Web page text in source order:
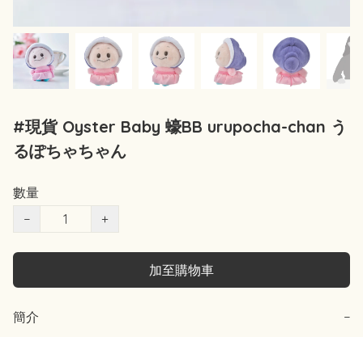
#現貨 Oyster Baby 蠔BB urupocha-chan う
るぽちゃちゃん
數量
−
+
加至購物車
簡介 −